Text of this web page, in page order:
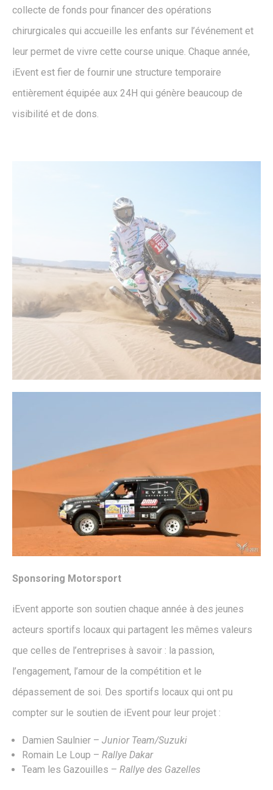
collecte de fonds pour financer des opérations
chirurgicales qui accueille les enfants sur l’événement et
leur permet de vivre cette course unique. Chaque année,
iEvent est fier de fournir une structure temporaire
entièrement équipée aux 24H qui génère beaucoup de
visibilité et de dons.
Sponsoring Motorsport
iEvent apporte son soutien chaque année à des jeunes
acteurs sportifs locaux qui partagent les mêmes valeurs
que celles de l’entreprises à savoir : la passion,
l’engagement, l’amour de la compétition et le
dépassement de soi. Des sportifs locaux qui ont pu
compter sur le soutien de iEvent pour leur projet :
Damien Saulnier – Junior Team/Suzuki
Romain Le Loup – Rallye Dakar
Team les Gazouilles – Rallye des Gazelles